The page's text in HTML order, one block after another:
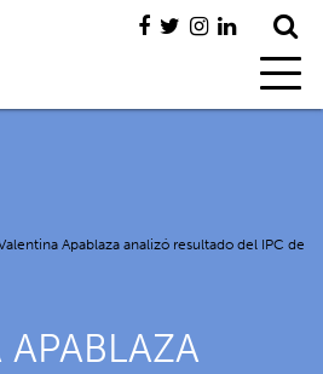
Apablaza analizó resultado del IPC de